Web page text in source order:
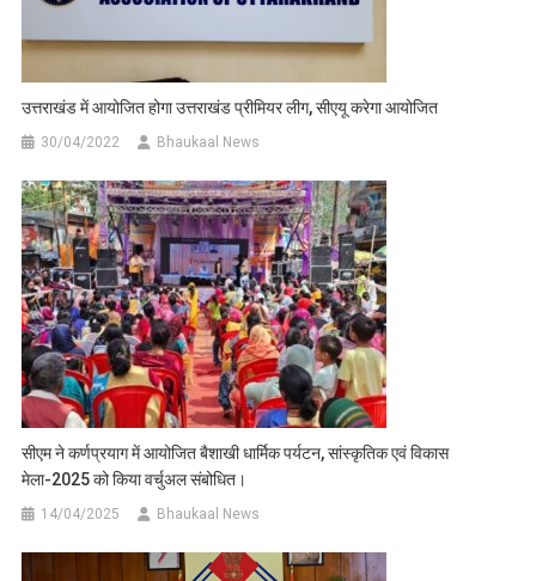
उत्तराखंड में आयोजित होगा उत्तराखंड प्रीमियर लीग, सीएयू करेगा आयोजित
30/04/2022 Bhaukaal News
सीएम ने कर्णप्रयाग में आयोजित बैशाखी धार्मिक पर्यटन, सांस्कृतिक एवं विकास
मेला-2025 को किया वर्चुअल संबोधित।
14/04/2025 Bhaukaal News